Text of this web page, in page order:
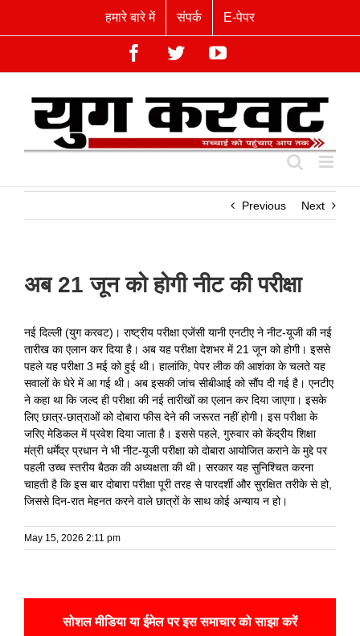
हमारे बारे में संपर्क E-पेपर
Facebook
TwitterYouTube
Previous Next
अब 21 जून को होगी नीट की परीक्षा
नई दिल्ली (युग करवट)। राष्ट्रीय परीक्षा एजेंसी यानी एनटीए ने नीट-यूजी की नई
तारीख का एलान कर दिया है। अब यह परीक्षा देशभर में 21 जून को होगी। इससे
पहले यह परीक्षा 3 मई को हुई थी। हालांकि, पेपर लीक की आशंका के चलते यह
सवालों के घेरे में आ गई थी। अब इसकी जांच सीबीआई को सौंप दी गई है। एनटीए
ने कहा था कि जल्द ही परीक्षा की नई तारीखों का एलान कर दिया जाएगा। इसके
लिए छात्र-छात्राओं को दोबारा फीस देने की जरूरत नहीं होगी। इस परीक्षा के
जरिए मेडिकल में प्रवेश दिया जाता है। इससे पहले, गुरुवार को केंद्रीय शिक्षा
मंत्री धर्मेंद्र प्रधान ने भी नीट-यूजी परीक्षा को दोबारा आयोजित कराने के मुद्दे पर
पहली उच्च स्तरीय बैठक की अध्यक्षता की थी। सरकार यह सुनिश्चित करना
चाहती है कि इस बार दोबारा परीक्षा पूरी तरह से पारदर्शी और सुरक्षित तरीके से हो,
जिससे दिन-रात मेहनत करने वाले छात्रों के साथ कोई अन्याय न हो।
May 15, 2026 2:11 pm
सोशल मीडिया या ईमेल पर इस समाचार को साझा करें